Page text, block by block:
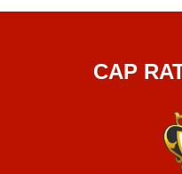
CAP